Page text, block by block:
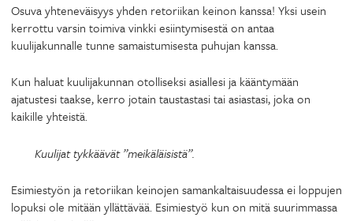
Osuva yhteneväisyys yhden retoriikan keinon kanssa! Yksi usein
kerrottu varsin toimiva vinkki esiintymisestä on antaa
kuulijakunnalle tunne samaistumisesta puhujan kanssa.
Kun haluat kuulijakunnan otolliseksi asiallesi ja kääntymään
ajatustesi taakse, kerro jotain taustastasi tai asiastasi, joka on
kaikille yhteistä.
Kuulijat tykkäävät ”meikäläisistä”.
Esimiestyön ja retoriikan keinojen samankaltaisuudessa ei loppujen
lopuksi ole mitään yllättävää. Esimiestyö kun on mitä suurimmassa